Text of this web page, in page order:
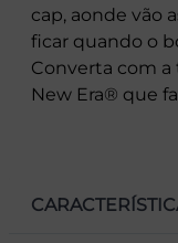
cap, aonde vão
ficar quando o
Converta com a
New Era® que